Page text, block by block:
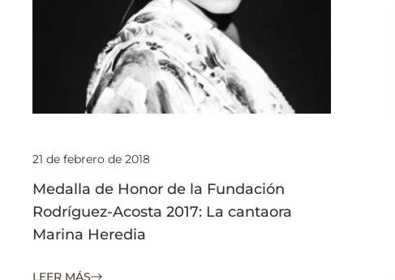
21 de febrero de 2018
Medalla de Honor de la Fundación
Rodríguez-Acosta 2017: La cantaora
Marina Heredia
LEER MÁS